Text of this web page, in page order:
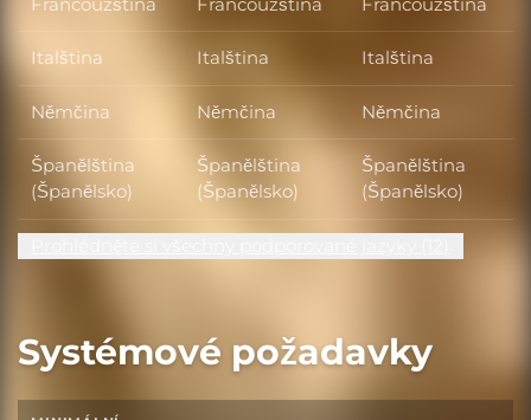
Italština Italština Italština
Němčina Němčina Němčina
Španělština
(Španělsko)
Španělština
(Španělsko)
Španělština
(Španělsko)
Systémové požadavky